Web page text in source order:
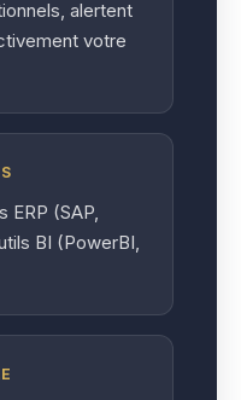
alertent
votre
(SAP,
BI (PowerBI,